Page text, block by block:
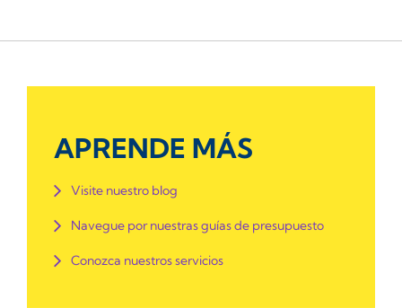
APRENDE MÁS
Visite nuestro blog
Navegue por nuestras guías de presupuesto
Conozca nuestros servicios